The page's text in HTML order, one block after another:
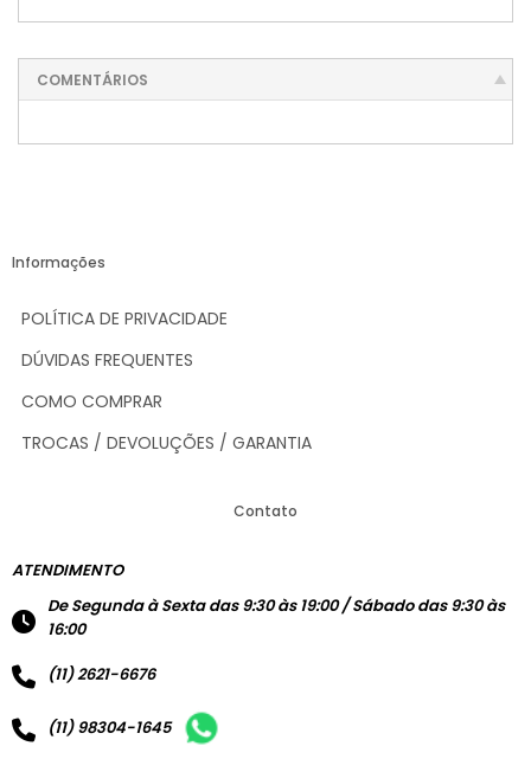
COMENTÁRIOS
Informações
POLÍTICA DE PRIVACIDADE
DÚVIDAS FREQUENTES
COMO COMPRAR
TROCAS / DEVOLUÇÕES / GARANTIA
Contato
ATENDIMENTO
De Segunda à Sexta das 9:30 às 19:00 / Sábado das 9:30 às
16:00
(11) 2621-6676
(11) 98304-1645